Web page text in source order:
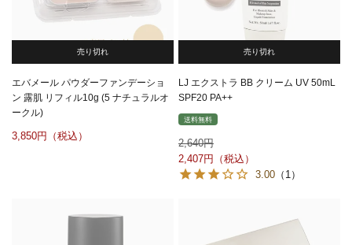
売り切れ
エバメール パウダーファンデーショ
ン 露肌 リフィル10g (5 ナチュラルオ
ークル)
3,850
売り切れ
LJ エクストラ BB クリーム UV 50mL
SPF20 PA++
送料無料
2,640
2,407
3.00 （1）